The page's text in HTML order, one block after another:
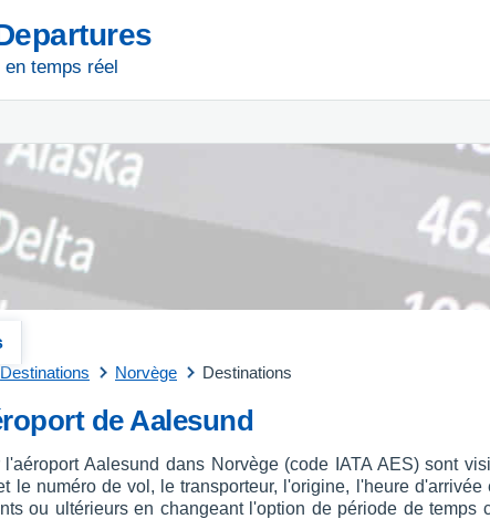
temps réel
Destinations Norvège Destinations
de Aalesund
Aalesund dans Norvège (code IATA AES) sont
le numéro de vol, le transporteur, l'origine, l'heure
ou ultérieurs en changeant l'option de période de temps